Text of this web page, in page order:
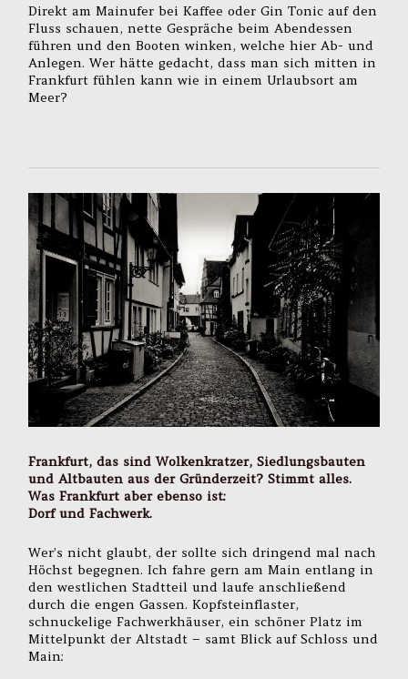
Direkt am Mainufer bei Kaffee oder Gin Tonic auf den
Fluss schauen, nette Gespräche beim Abendessen
führen und den Booten winken, welche hier Ab- und
Anlegen. Wer hätte gedacht, dass man sich mitten in
Frankfurt fühlen kann wie in einem Urlaubsort am
Meer?
Frankfurt, das sind Wolkenkratzer, Siedlungsbauten
und Altbauten aus der Gründerzeit? Stimmt alles.
Was Frankfurt aber ebenso ist:
Dorf und Fachwerk.
Wer’s nicht glaubt, der sollte sich dringend mal nach
Höchst begegnen. Ich fahre gern am Main entlang in
den westlichen Stadtteil und laufe anschließend
durch die engen Gassen. Kopfsteinflaster,
schnuckelige Fachwerkhäuser, ein schöner Platz im
Mittelpunkt der Altstadt – samt Blick auf Schloss und
Main: